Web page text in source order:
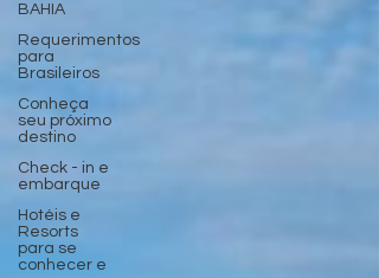
BAHIA
Requerimentos
para
Brasileiros
Conheça
seu próximo
destino
Check - in e
embarque
Hotéis e
Resorts
para se
conhecer e